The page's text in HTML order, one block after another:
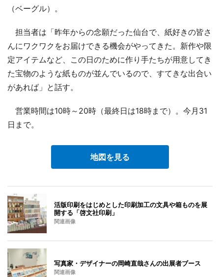
（ベーグル）。
担当者は「昨年からの念願だった仙台で、紙好きの皆さ
んにワクワクをお届けできる機会がやってきた。新作や限
定アイテムなど、この日のために作り手たちが用意してき
た宝物のような紙ものが並んでいるので、すてきな出合い
があれば」と話す。
営業時間は10時～20時（最終日は18時まで）。今月31
日まで。
地図を見る
活版印刷をはじめとした印刷加工の文具や箱ものを展
開する「啓文社印刷」
関連画像
写真家・デザイナーの岡崎直哉さんの出展者ブース
関連画像